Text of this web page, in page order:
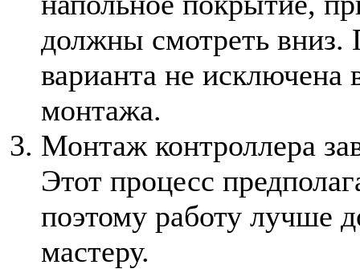
должны смотреть вниз.
варианта не исключена
монтажа.
Монтаж контроллера
Этот процесс
поэтому работу лучше
мастеру.